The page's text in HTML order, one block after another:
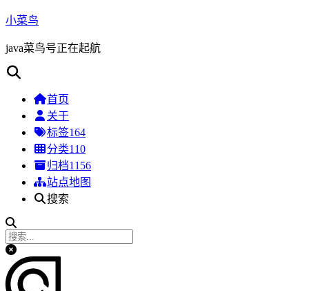
小菜鸟
java菜鸟号正在起航
首页
关于
标签164
分类110
归档1156
站点地图
搜索